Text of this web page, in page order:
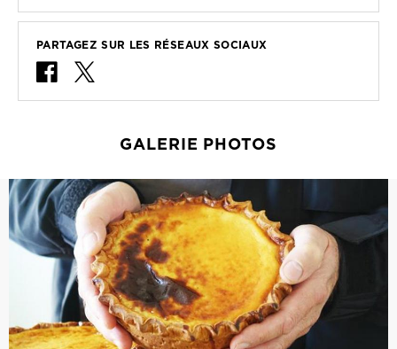
PARTAGEZ SUR LES RÉSEAUX SOCIAUX
GALERIE PHOTOS